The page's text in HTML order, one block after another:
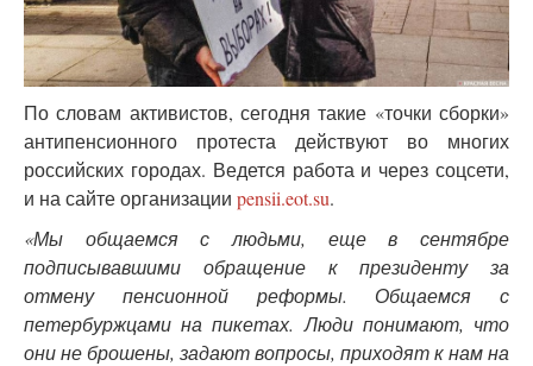
По словам активистов, сегодня такие «точки сборки»
антипенсионного протеста действуют во многих
российских городах. Ведется работа и через соцсети,
и на сайте организации pensii.eot.su.
«Мы общаемся с людьми, еще в сентябре
подписывавшими обращение к президенту за
отмену пенсионной реформы. Общаемся с
петербуржцами на пикетах. Люди понимают, что
они не брошены, задают вопросы, приходят к нам на